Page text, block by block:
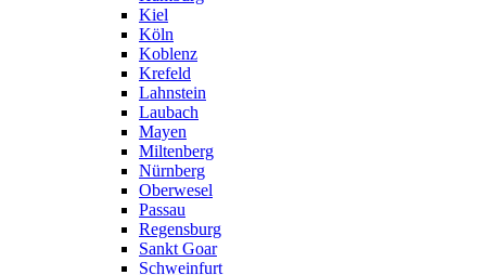
Kiel
Köln
Koblenz
Krefeld
Lahnstein
Laubach
Mayen
Miltenberg
Nürnberg
Oberwesel
Passau
Regensburg
Sankt Goar
Schweinfurt